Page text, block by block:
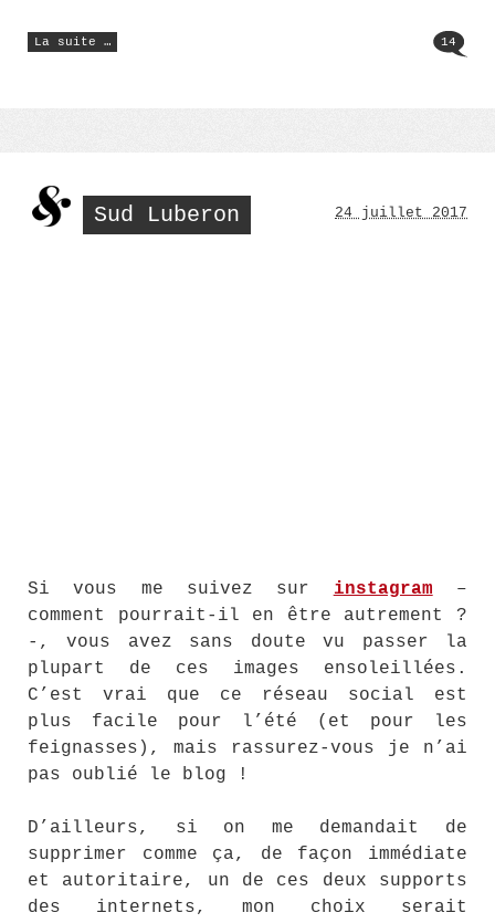
La suite …
« Je
t’aime
14
Sud Luberon 24 juillet 2017
Si vous me suivez sur instagram –
comment pourrait-il en être autrement ?
-, vous avez sans doute vu passer la
plupart de ces images ensoleillées.
C’est vrai que ce réseau social est
plus facile pour l’été (et pour les
feignasses), mais rassurez-vous je n’ai
pas oublié le blog !
D’ailleurs, si on me demandait de
supprimer comme ça, de façon immédiate
et autoritaire, un de ces deux supports
des internets, mon choix serait